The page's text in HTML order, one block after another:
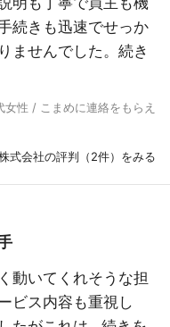
続きも迅速でせっか
ませんでした。 続き
性 / こまめに連絡をもらえ
式会社の評判（2件）をみる
動いてくれそうな担
ビス内容も重視し